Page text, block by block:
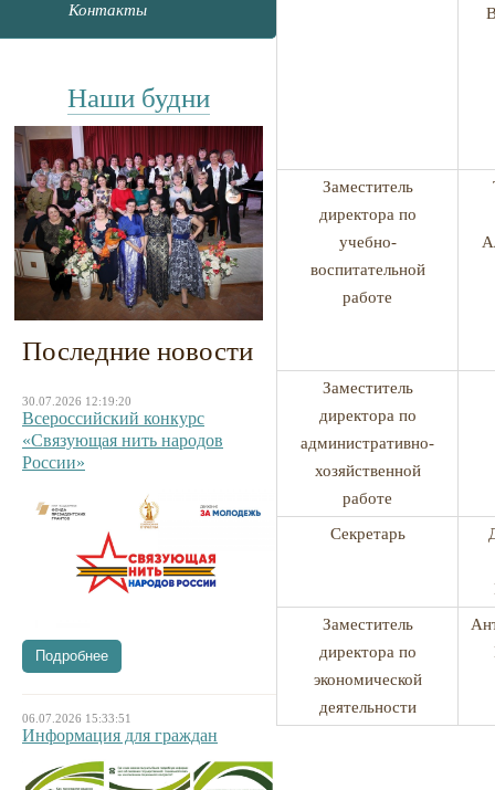
Контакты
Наши будни
Последние новости
30.07.2026 12:19:20
Всероссийский конкурс
«Связующая нить народов
России»
Подробнее
06.07.2026 15:33:51
Информация для граждан
Заместитель
директора по
учебно-
воспитательной
работе
Заместитель
директора по
административно-
хозяйственной
работе
Секретарь
Заместитель
директора по
экономической
деятельности